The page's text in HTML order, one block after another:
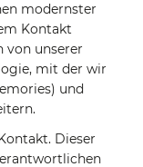
modernster
Kontakt
von unserer
mit der wir
und
Dieser